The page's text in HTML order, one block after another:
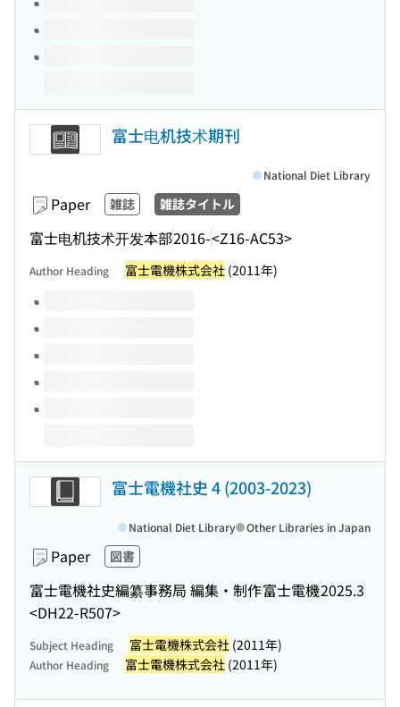
富士电机技术期刊
Paper 雑誌 雑誌タイトル
富士电机技术开发本部2016-<Z16-AC53>
National Diet Library
Author Heading 富士電機株式会社 (2011年)
Volumes of this title
富士電機社史 4 (2003-2023)
Paper 図書
富士電機社史編纂事務局 編集・制作富士電機2025.3
<DH22-R507>
National Diet Library Other Libraries in Japan
Subject Heading 富士電機株式会社 (2011年)
Author Heading 富士電機株式会社 (2011年)